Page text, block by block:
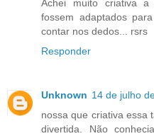
Achei muito criativa
fossem adaptados
contar nos dedos... rsrs
Responder
Unknown 14 de julho
nossa que criativa essa
divertida. Não